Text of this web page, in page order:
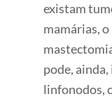
existam
mamárias,
pode,
linfonodos,